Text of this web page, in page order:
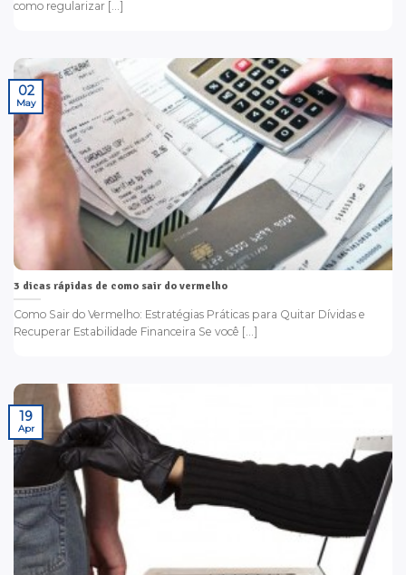
como regularizar [...]
3 dicas rápidas de como sair do vermelho
Como Sair do Vermelho: Estratégias Práticas para Quitar Dívidas e
Recuperar Estabilidade Financeira Se você [...]
02
May
19
Apr